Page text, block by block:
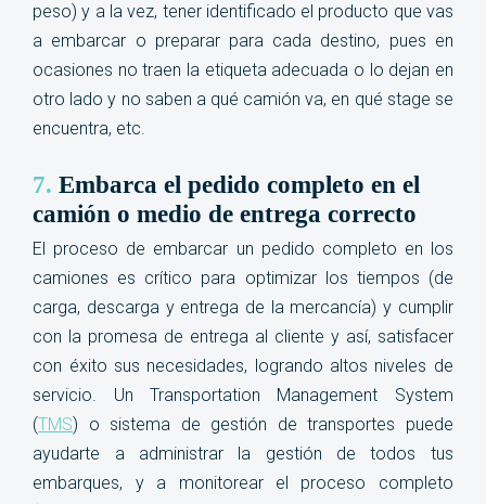
peso) y a la vez, tener identificado el producto que vas
a embarcar o preparar para cada destino, pues en
ocasiones no traen la etiqueta adecuada o lo dejan en
otro lado y no saben a qué camión va, en qué stage se
encuentra, etc.
7. Embarca el pedido completo en el
camión o medio de entrega correcto
El proceso de embarcar un pedido completo en los
camiones es crítico para optimizar los tiempos (de
carga, descarga y entrega de la mercancía) y cumplir
con la promesa de entrega al cliente y así, satisfacer
con éxito sus necesidades, logrando altos niveles de
servicio. Un Transportation Management System
(TMS) o sistema de gestión de transportes puede
ayudarte a administrar la gestión de todos tus
embarques, y a monitorear el proceso completo